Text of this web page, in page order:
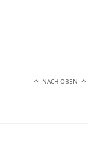
NACH OBEN